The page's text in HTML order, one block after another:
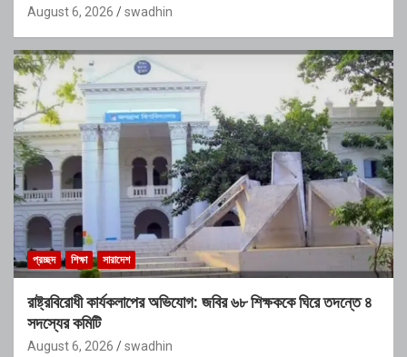
August 6, 2026 swadhin
প্রচ্ছদ শিক্ষা সারাদেশ
রাষ্ট্রবিরোধী কার্যকলাপের অভিযোগ: জবির ৬৮ শিক্ষককে ঘিরে তদন্তে ৪
সদস্যের কমিটি
August 6, 2026 swadhin